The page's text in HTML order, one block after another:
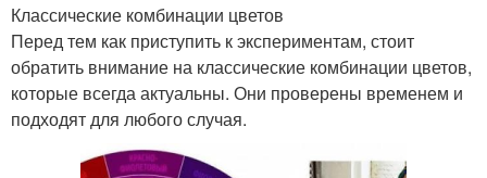
Классические комбинации цветов
Перед тем как приступить к экспериментам, стоит
обратить внимание на классические комбинации цветов,
которые всегда актуальны. Они проверены временем и
подходят для любого случая.